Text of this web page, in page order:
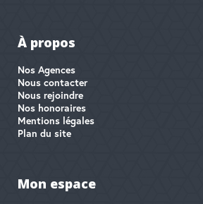
À propos
Nos Agences
Nous contacter
Nous rejoindre
Nos honoraires
Mentions légales
Plan du site
Mon espace